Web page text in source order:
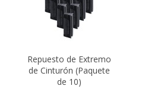
Repuesto de Extremo
de Cinturón (Paquete
de 10)